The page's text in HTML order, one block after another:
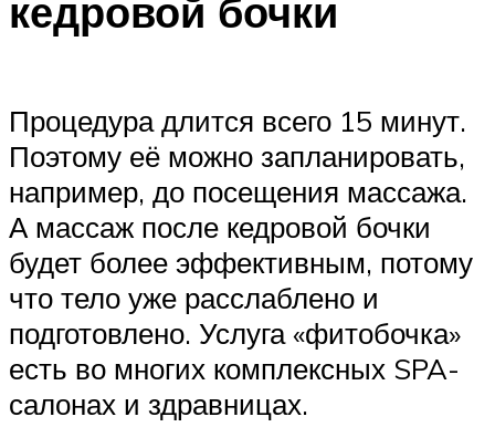
кедровой бочки
Процедура длится всего 15 минут.
Поэтому её можно запланировать,
например, до посещения массажа.
А массаж после кедровой бочки
будет более эффективным, потому
что тело уже расслаблено и
подготовлено. Услуга «фитобочка»
есть во многих комплексных SPA-
салонах и здравницах.